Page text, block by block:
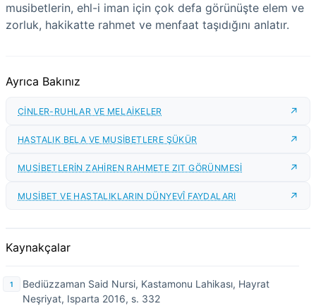
musibetlerin, ehl-i iman için çok defa görünüşte elem ve
zorluk, hakikatte rahmet ve menfaat taşıdığını anlatır.
Ayrıca Bakınız
CİNLER-RUHLAR VE MELAİKELER
HASTALIK BELA VE MUSİBETLERE ŞÜKÜR
MUSİBETLERİN ZAHİREN RAHMETE ZIT GÖRÜNMESİ
MUSİBET VE HASTALIKLARIN DÜNYEVÎ FAYDALARI
Kaynakçalar
Bediüzzaman Said Nursi, Kastamonu Lahikası, Hayrat
Neşriyat, Isparta 2016, s. 332